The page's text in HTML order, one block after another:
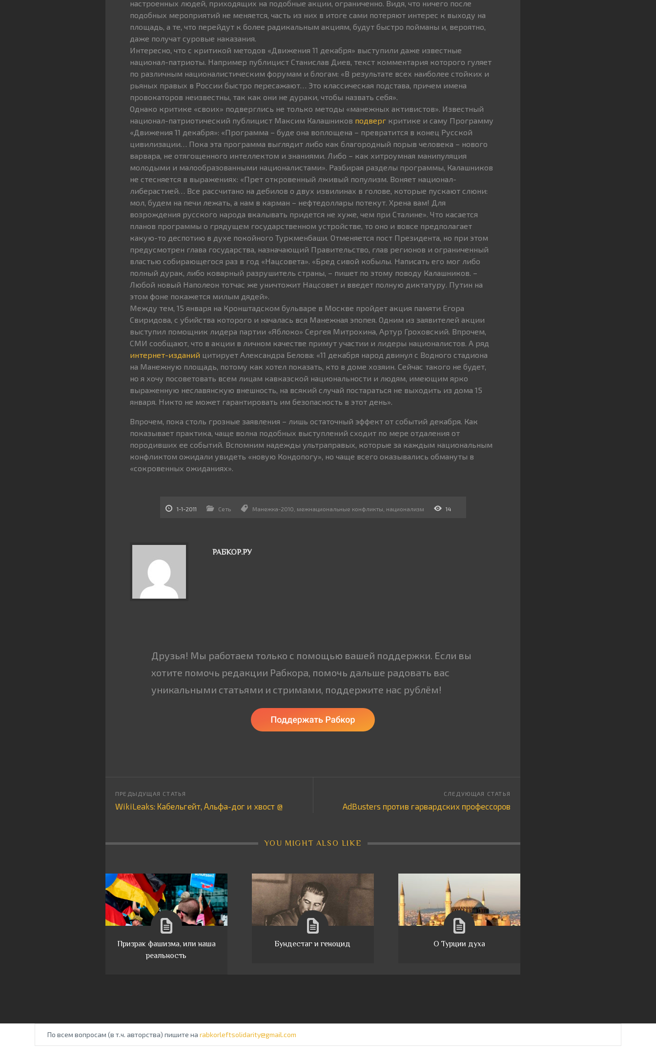
настроенных людей, приходящих на подобные акции, ограниченно. Видя, что ничего после
подобных мероприятий не меняется, часть из них в итоге сами потеряют интерес к выходу на
площадь, а те, что перейдут к более радикальным акциям, будут быстро пойманы и, вероятно,
даже получат суровые наказания.
Интересно, что с критикой методов «Движения 11 декабря» выступили даже известные
национал-патриоты. Например публицист Станислав Диев, текст комментария которого гуляет
по различным националистическим форумам и блогам: «В результате всех наиболее стойких и
рьяных правых в России быстро пересажают… Это классическая подстава, причем имена
провокаторов неизвестны, так как они не дураки, чтобы назвать себя».
Однако критике «своих» подверглись не только методы «манежных активистов». Известный
национал-патриотический публицист Максим Калашников подверг критике и саму Программу
«Движения 11 декабря»: «Программа – буде она воплощена – превратится в конец Русской
цивилизации… Пока эта программа выглядит либо как благородный порыв человека – нового
варвара, не отягощенного интеллектом и знаниями. Либо – как хитроумная манипуляция
молодыми и малообразованными националистами». Разбирая разделы программы, Калашников
не стесняется в выражениях: «Прет откровенный лживый популизм. Воняет национал-
либерастией… Все рассчитано на дебилов о двух извилинах в голове, которые пускают слюни:
мол, будем на печи лежать, а нам в карман – нефтедоллары потекут. Хрена вам! Для
возрождения русского народа вкалывать придется не хуже, чем при Сталине». Что касается
планов программы о грядущем государственном устройстве, то оно и вовсе предполагает
какую-то деспотию в духе покойного Туркменбаши. Отменяется пост Президента, но при этом
предусмотрен глава государства, назначающий Правительство, глав регионов и ограниченный
властью собирающегося раз в год «Нацсовета». «Бред сивой кобылы. Написать его мог либо
полный дурак, либо коварный разрушитель страны, – пишет по этому поводу Калашников. –
Любой новый Наполеон тотчас же уничтожит Нацсовет и введет полную диктатуру. Путин на
этом фоне покажется милым дядей».
Между тем, 15 января на Кронштадском бульваре в Москве пройдет акция памяти Егора
Свиридова, с убийства которого и началась вся Манежная эпопея. Одним из заявителей акции
выступил помощник лидера партии «Яблоко» Сергея Митрохина, Артур Гроховский. Впрочем,
СМИ сообщают, что в акции в личном качестве примут участии и лидеры националистов. А ряд
интернет-изданий цитирует Александра Белова: «11 декабря народ двинул с Водного стадиона
на Манежную площадь, потому как хотел показать, кто в доме хозяин. Сейчас такого не будет,
но я хочу посоветовать всем лицам кавказской национальности и людям, имеющим ярко
выраженную неславянскую внешность, на всякий случай постараться не выходить из дома 15
января. Никто не может гарантировать им безопасность в этот день».
Впрочем, пока столь грозные заявления – лишь остаточный эффект от событий декабря. Как
показывает практика, чаще волна подобных выступлений сходит по мере отдаления от
породивших ее событий. Вспомним надежды ультраправых, которые за каждым национальным
конфликтом ожидали увидеть «новую Кондопогу», но чаще всего оказывались обмануты в
«сокровенных ожиданиях».
1-1-2011 Сеть Манежка-2010 межнациональные конфликты национализм 14
РАБКОР.РУ
Друзья! Мы работаем только с помощью вашей поддержки. Если вы
хотите помочь редакции Рабкора, помочь дальше радовать вас
уникальными статьями и стримами, поддержите нас рублём!
WikiLeaks: Кабельгейт, Альфа-дог и хвост @ AdBusters против гарвардских профессоров
YOU MIGHT ALSO LIKE
Призрак фашизма, или наша
реальность
Бундестаг и геноцид О Турции духа
По всем вопросам (в т.ч. авторства) пишите на rabkorleftsolidarity@gmail.com